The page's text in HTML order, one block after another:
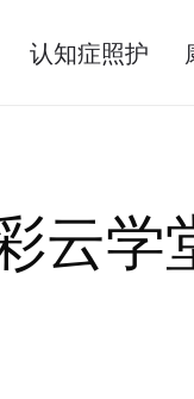
认知症照护
云学